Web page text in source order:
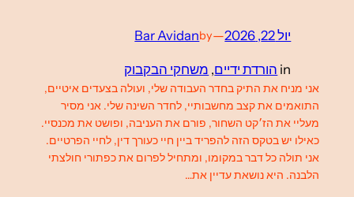
יול 22, 2026 —
by
Bar Avidan
in הורדת ידיים, משחקי הבקבוק
אני מניח את התיק בחדר העבודה שלי, ועולה בצעדים איטיים,
התואמים את קצב מחשבותיי, לחדר השינה שלי. אני מסיר
מעליי את הז׳קט השחור, פורם את העניבה, ופושט את מכנסיי.
כאילו יש בטקס הזה להפריד ביין חיי כעורך דין, לחיי הפרטיים.
אני תולה כל דבר במקומו, ומתחיל לפרום את כפתורי חולצתי
הלבנה. היא נושאת עדיין את…